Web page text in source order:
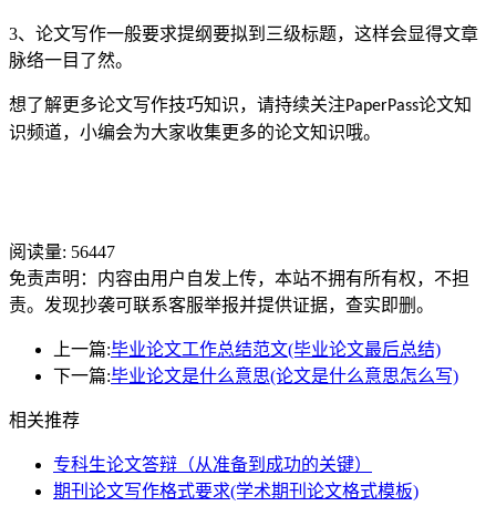
3、论文写作一般要求提纲要拟到三级标题，这样会显得文章
脉络一目了然。
想了解更多论文写作技巧知识，请持续关注PaperPass论文知
识频道，小编会为大家收集更多的论文知识哦。
阅读量: 56447
免责声明：内容由用户自发上传，本站不拥有所有权，不担
责。发现抄袭可联系客服举报并提供证据，查实即删。
上一篇:毕业论文工作总结范文(毕业论文最后总结)
下一篇:毕业论文是什么意思(论文是什么意思怎么写)
相关推荐
专科生论文答辩（从准备到成功的关键）
期刊论文写作格式要求(学术期刊论文格式模板)